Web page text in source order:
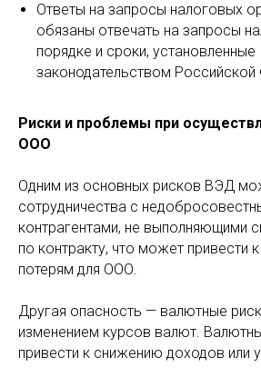
Ответы на запросы налоговых
обязаны отвечать на запросы
порядке и сроки, установленные
законодательством
Риски и проблемы при
ООО
Одним из основных рисков ВЭД
сотрудничества с
контрагентами, не выполняющими
по контракту, что может привести
потерям для ООО.
Другая опасность — валютные
изменением курсов валют.
привести к снижению доходов или